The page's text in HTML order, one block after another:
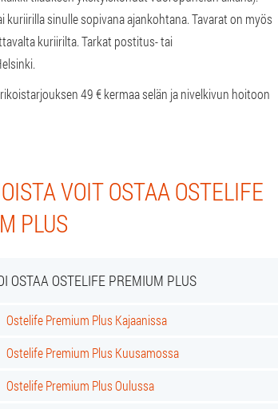
sinulle sopivana ajankohtana. Tavarat on myös
kuriirilta. Tarkat postitus- tai
49 € kermaa selän ja nivelkivun hoitoon
VOIT OSTAA OSTELIFE
PLUS
OSTAA OSTELIFE PREMIUM PLUS
Ostelife Premium Plus Kajaanissa
Ostelife Premium Plus Kuusamossa
Ostelife Premium Plus Oulussa